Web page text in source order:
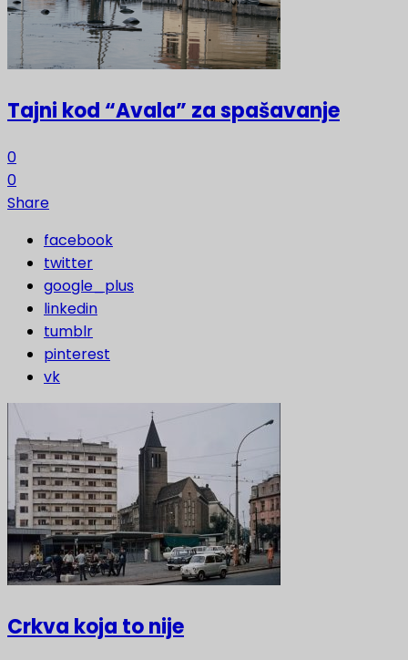
Tajni kod “Avala” za spašavanje
0
0
Share
facebook
twitter
google_plus
linkedin
tumblr
pinterest
vk
Crkva koja to nije